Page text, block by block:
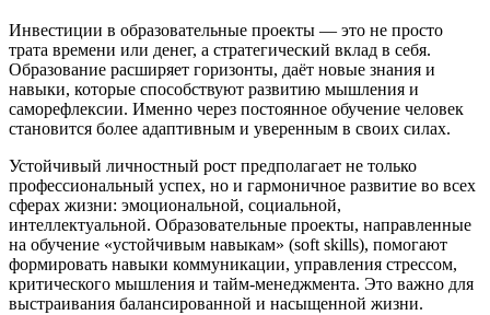
Инвестиции в образовательные проекты — это не просто
трата времени или денег, а стратегический вклад в себя.
Образование расширяет горизонты, даёт новые знания и
навыки, которые способствуют развитию мышления и
саморефлексии. Именно через постоянное обучение человек
становится более адаптивным и уверенным в своих силах.
Устойчивый личностный рост предполагает не только
профессиональный успех, но и гармоничное развитие во всех
сферах жизни: эмоциональной, социальной,
интеллектуальной. Образовательные проекты, направленные
на обучение «устойчивым навыкам» (soft skills), помогают
формировать навыки коммуникации, управления стрессом,
критического мышления и тайм-менеджмента. Это важно для
выстраивания балансированной и насыщенной жизни.